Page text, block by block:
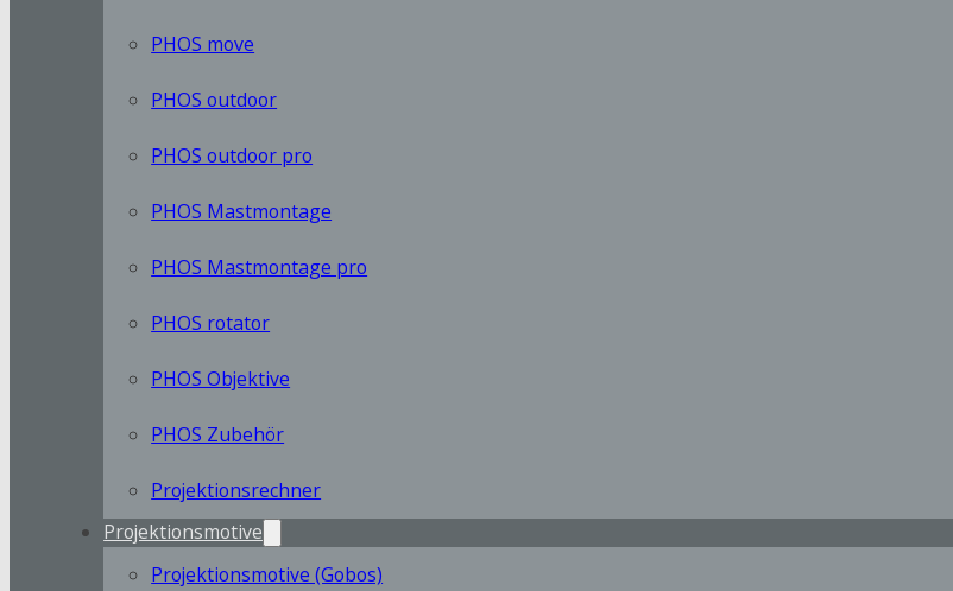
PHOS move
PHOS outdoor
PHOS outdoor pro
PHOS Mastmontage
PHOS Mastmontage pro
PHOS rotator
PHOS Objektive
PHOS Zubehör
Projektionsrechner
Projektionsmotive
Projektionsmotive (Gobos)